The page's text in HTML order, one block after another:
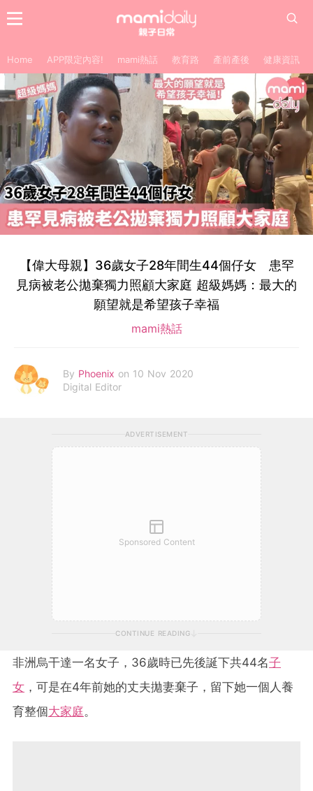
Home APP限定內容! mami熱話 教育路 產前產後 健康資訊
【偉大母親】36歲女子28年間生44個仔女 患罕
見病被老公拋棄獨力照顧大家庭 超級媽媽：最大的
願望就是希望孩子幸福
mami熱話
By Phoenix on 10 Nov 2020
Digital Editor
ADVERTISEMENT
Sponsored Content
CONTINUE READING
非洲烏干達一名女子，36歲時已先後誕下共44名子
女 ，可是在4年前她的丈夫拋妻棄子，留下她一個人養
育整個大家庭。